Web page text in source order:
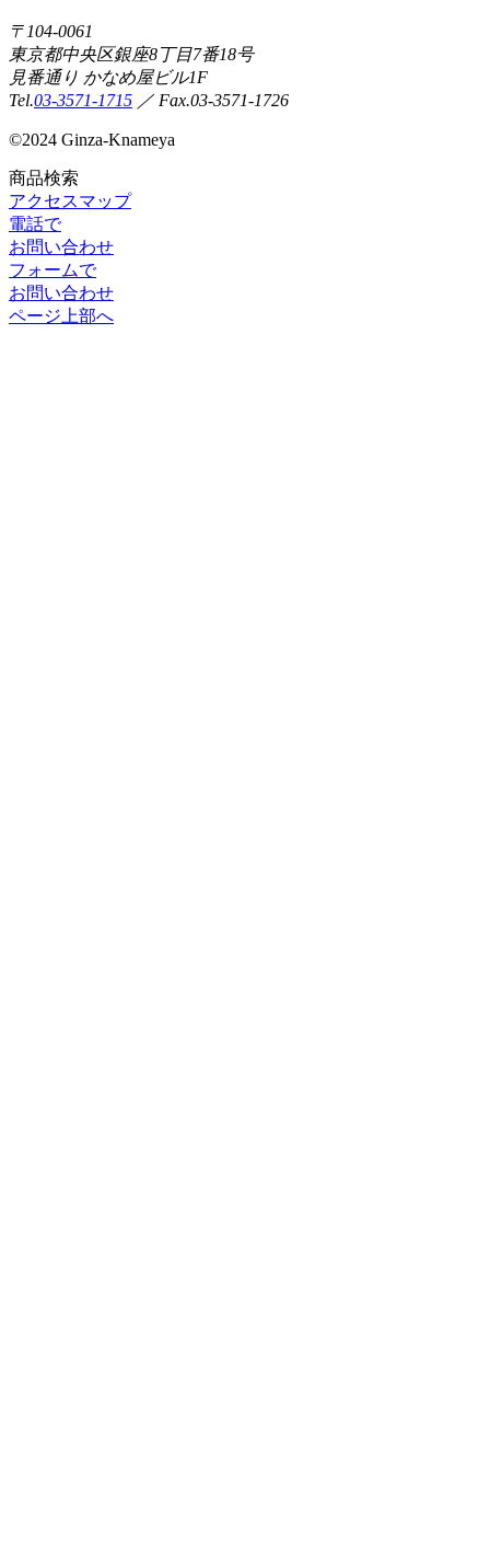
〒104-0061
東京都中央区銀座8丁目7番18号
見番通り かなめ屋ビル1F
Tel.03-3571-1715 ／ Fax.03-3571-1726
©2024 Ginza-Knameya
商品検索
アクセスマップ
電話で
お問い合わせ
フォームで
お問い合わせ
ページ上部へ